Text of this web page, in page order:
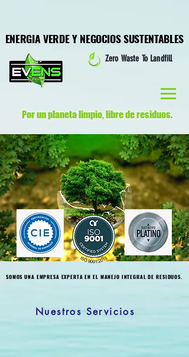
ENERGIA VERDE Y NEGOCIOS SUSTENTABLES
ENERGIA VERDE Y NEGOCIOS SUSTENTABLES
Zero Waste To Landfill
Por un planeta limpio,libre de residuos.
SOMOS UNA EMPRESA EXPERTA EN EL MANEJO INTEGRAL DE RESIDUOS.
SOMOS UNA EMPRESA EXPERTA EN EL MANEJO INTEGRAL DE RESIDUOS.
Nuestros Servicios